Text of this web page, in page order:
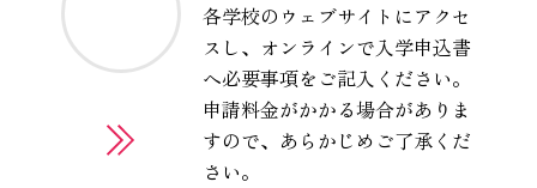
各学校のウェブサイトにアクセ
スし、オンラインで入学申込書
へ必要事項をご記入ください。
申請料金がかかる場合がありま
すので、あらかじめご了承くだ
さい。